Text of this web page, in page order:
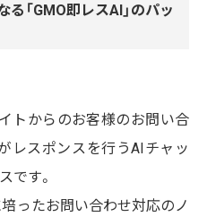
「GMO即レスAI」のパッ
トからのお客様のお問い合
レスポンスを行うAIチャッ
です。
ったお問い合わせ対応のノ